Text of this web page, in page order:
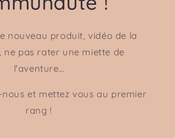
nouveau produit, vidéo de la
ne pas rater une miette de
l'aventure…
et mettez vous au premier
rang !